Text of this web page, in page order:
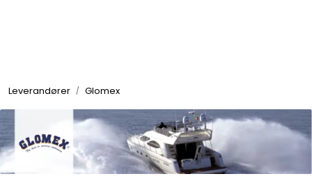
Leverandører Glomex
Bygg/Innredning